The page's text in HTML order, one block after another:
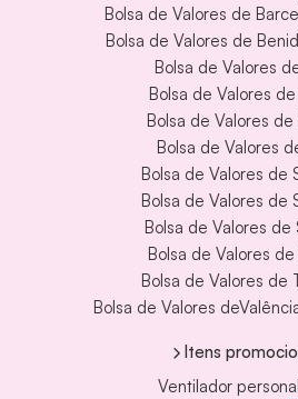
Bolsa de Valores de
Bolsa de Valores de
Bolsa de Valores
Bolsa de Valores
Bolsa de Valores de
Bolsa de Valores
Bolsa de Valores de
Bolsa de Valores de
Bolsa de Valores de
Bolsa de Valores de
Bolsa de Valores de
Bolsa de Valores
Itens
Ventilador